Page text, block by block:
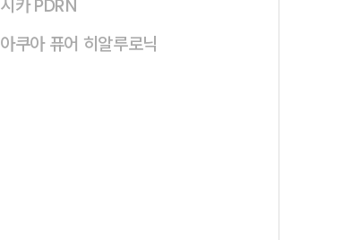
시카 PDRN
아쿠아 퓨어 히알루로닉